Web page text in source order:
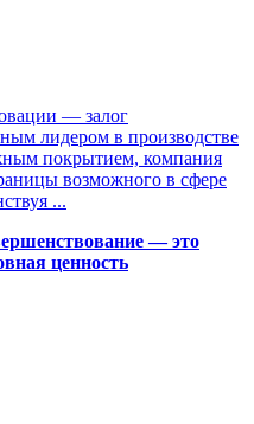
— залог
лидером в производстве
покрытием, компания
возможного в сфере
...
— это
ценность